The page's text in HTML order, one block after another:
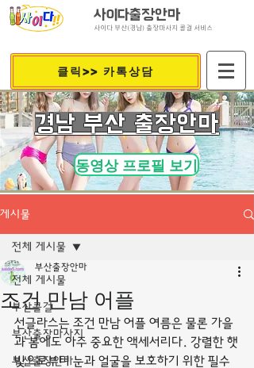
사이다출장안마
사이다 부산(경남) 출장마사지 콜걸 서비스
클릭>> 카톡상담
​경남 부산 출장안마
동영상 프로필 보기
게시물
전체 게시물
부산콜걸
부산출장마사지
부산출장안마
전체 게시물
조건 만남 어플
부산출장안마
선글라스는 조건 만남 어플 여름은 물론 가을
과 봄에도 아주 중요한 액세서리다. 강렬한 햇
빛으로부터 눈과 얼굴을 보호하기 위한 필수